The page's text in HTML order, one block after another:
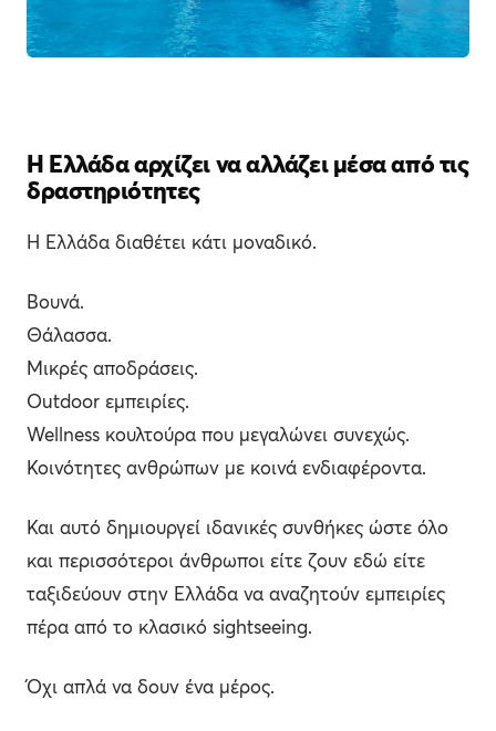
Η Ελλάδα αρχίζει να αλλάζει μέσα από τις
δραστηριότητες
Η Ελλάδα διαθέτει κάτι μοναδικό.
Βουνά.
Θάλασσα.
Μικρές αποδράσεις.
Outdoor εμπειρίες.
Wellness κουλτούρα που μεγαλώνει συνεχώς.
Κοινότητες ανθρώπων με κοινά ενδιαφέροντα.
Και αυτό δημιουργεί ιδανικές συνθήκες ώστε όλο
και περισσότεροι άνθρωποι είτε ζουν εδώ είτε
ταξιδεύουν στην Ελλάδα να αναζητούν εμπειρίες
πέρα από το κλασικό sightseeing.
Όχι απλά να δουν ένα μέρος.